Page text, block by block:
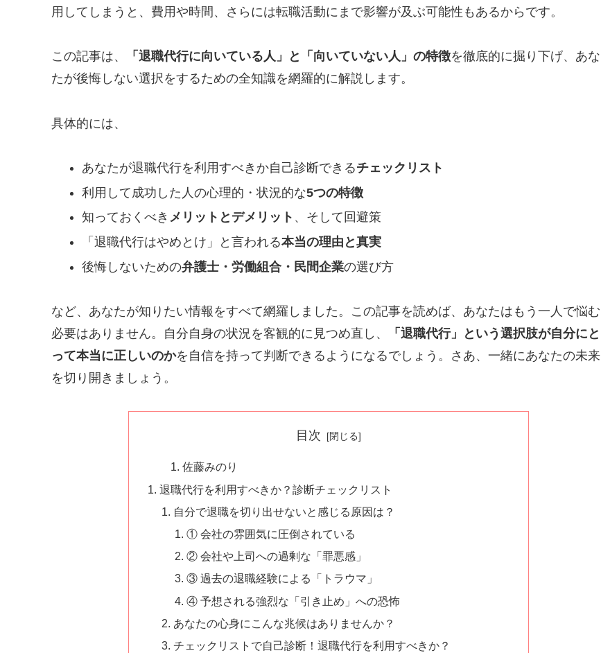
用してしまうと、費用や時間、さらには転職活動にまで影響が及ぶ可能性もあるからです。
この記事は、 「退職代行に向いている人」と「向いていない人」の特徴を徹底的に掘り下げ、あな
たが後悔しない選択をするための全知識を網羅的に解説します。
具体的には、
あなたが退職代行を利用すべきか自己診断できるチェックリスト
利用して成功した人の心理的・状況的な5つの特徴
知っておくべき メリットとデメリット 、そして回避策
「退職代行はやめとけ」と言われる本当の理由と真実
後悔しないための弁護士・労働組合・民間企業の選び方
など、あなたが知りたい情報をすべて網羅しました。この記事を読めば、あなたはもう一人で悩む
必要はありません。自分自身の状況を客観的に見つめ直し、
「退職代行」という選択肢が自分にと
って本当に正しいのかを自信を持って判断できるようになるでしょう。さあ、一緒にあなたの未来
を切り開きましょう。
目次
佐藤みのり
退職代行を利用すべきか？診断チェックリスト
自分で退職を切り出せないと感じる原因は？
① 会社の雰囲気に圧倒されている
② 会社や上司への過剰な「罪悪感」
③ 過去の退職経験による「トラウマ」
④ 予想される強烈な「引き止め」への恐怖
あなたの心身にこんな兆候はありませんか？
チェックリストで自己診断！退職代行を利用すべきか？